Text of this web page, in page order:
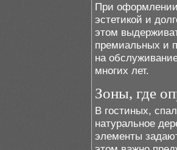
При
эстетикой и
этом
премиальных и
на
многих лет.
Зоны, где
В гостиных,
натуральное
элементы